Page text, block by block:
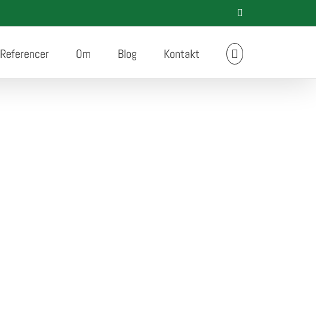
Referencer Om Blog Kontakt